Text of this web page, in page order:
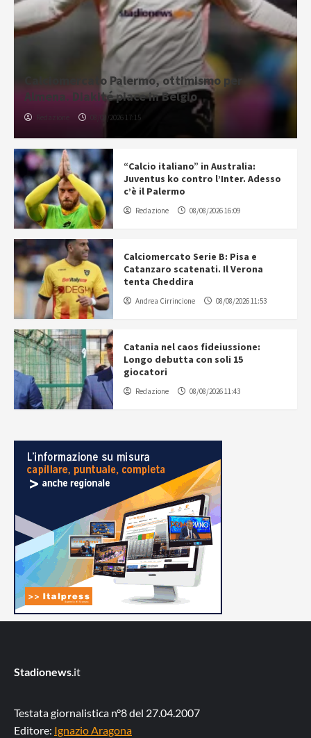
Calciomercato Palermo, ottimismo per
Almena. Diakité piace in Belgio
08/08/2026 17:15
“Calcio italiano” in Australia:
Juventus ko contro l’Inter. Adesso
c’è il Palermo
Redazione 08/08/2026 16:09
Calciomercato Serie B: Pisa e
Catanzaro scatenati. Il Verona
tenta Cheddira
Andrea Cirrincione 08/08/2026 11:53
Catania nel caos fideiussione:
Longo debutta con soli 15
giocatori
Redazione 08/08/2026 11:43
Stadionews.it
Testata giornalistica n°8 del 27.04.2007
Editore: Ignazio Aragona